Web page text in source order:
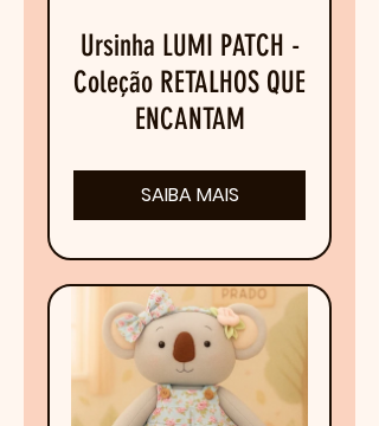
Ursinha LUMI PATCH -
Coleção RETALHOS QUE
ENCANTAM
SAIBA MAIS